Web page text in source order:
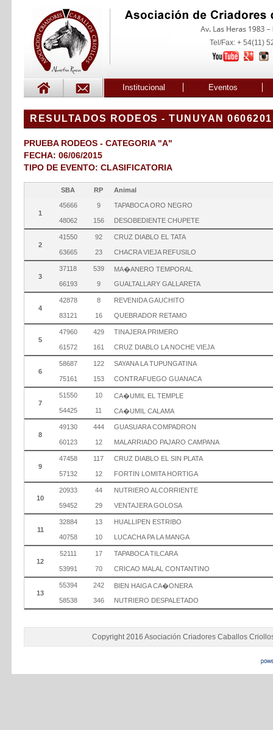
Tel/Fax: + 54(11)
Institucional Eventos
RESULTADOS RODEOS - TUNUYAN
PRUEBA RODEOS - CATEGORIA "A"
FECHA: 06/06/2015
TIPO DE EVENTO: CLASIFICATORIA
SBA RP Animal
1
45666 9 TAPABOCA ORO NEGRO
48062 156 DESOBEDIENTE CHUPETE
2
41550 92 CRUZ DIABLO EL TATA
63665 23 CHACRA VIEJA REFUSILO
3
37118 539
MA�ANERO TEMPORAL
66193
9 GUALTALLARY GALLARETA
4
42878 8 REVENIDA GAUCHITO
83121 16 QUEBRADOR RETAMO
5
47960 429 TINAJERA PRIMERO
61572 161 CRUZ DIABLO LA NOCHE VIEJA
6
58687 122 SAYANA LA TUPUNGATINA
75161 153 CONTRAFUEGO GUANACA
7
51550 10
CA�UMIL EL TEMPLE
54425
11 CA�UMIL CALAMA
8
49130 444 GUASUARA COMPADRON
60123 12 MALARRIADO PAJARO CAMPANA
9
47458 117 CRUZ DIABLO EL SIN PLATA
57132 12 FORTIN LOMITA HORTIGA
10
20933 44 NUTRIERO ALCORRIENTE
59452 29 VENTAJERA GOLOSA
11
32884 13 HUALLIPEN ESTRIBO
40758 10 LUCACHA PA LA MANGA
12
52111 17 TAPABOCA TILCARA
53991 70 CRICAO MALAL CONTANTINO
13
55394 242
BIEN HAIGA CA�ONERA
58538
346 NUTRIERO DESPALETADO
Copyright 2016 Asociación Criadores Caballos